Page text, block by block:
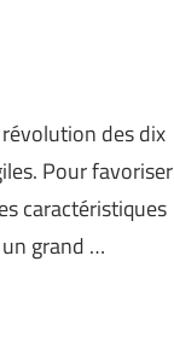
des dix
Pour favoriser
caractéristiques
grand …